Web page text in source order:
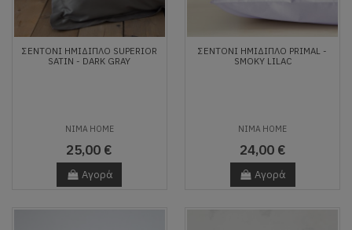
ΣΕΝΤΌΝΙ ΗΜΊΔΙΠΛΟ SUPERIOR
SATIN - DARK GRAY
NIMA HOME
25,00 €
Αγορά
ΣΕΝΤΌΝΙ ΗΜΊΔΙΠΛΟ PRIMAL -
SMOKY LILAC
NIMA HOME
24,00 €
Αγορά